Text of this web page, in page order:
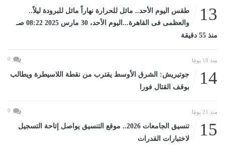
13
طقس اليوم الأحد.. مائل للحرارة نهاراً مائل للبرودة ليلاً..
والعظمى فى القاهرة...اليوم الأحد، 30 مارس 2025 08:22 صـ
منذ 55 دقيقة
منذ 18 يومًا 0
14
جوتيريش: الشرق الأوسط يقترب من نقطة اللاسيطرة ويطالب
بوقف القتال فورا
منذ 21 يومًا 0
15
تنسيق الجامعات 2026.. موقع التنسيق يواصل إتاحة التسجيل
لاختبارات القدرات